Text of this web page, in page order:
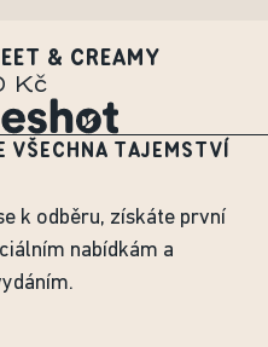
& CREAMY
Kč
VŠECHNA TAJEMSTVÍ
k odběru, získáte první
nabídkám a